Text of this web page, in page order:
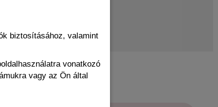
biztosításához, valamint
vonatkozó
vagy az Ön által
ITEMS